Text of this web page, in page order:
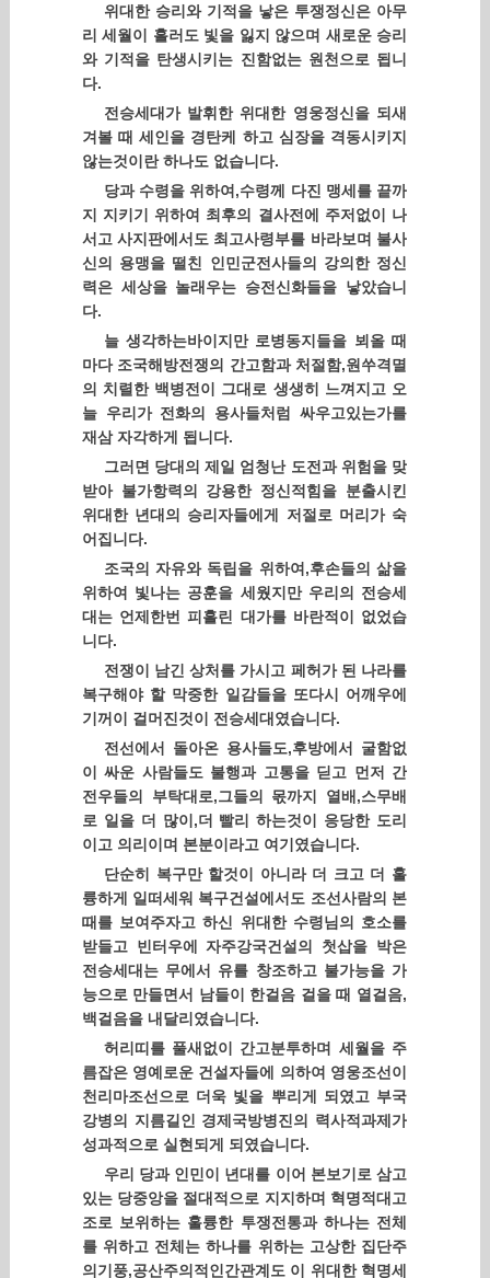
위대한 승리와 기적을 낳은 투쟁정신은 아무
리 세월이 흘러도 빛을 잃지 않으며 새로운 승리
와 기적을 탄생시키는 진함없는 원천으로 됩니
다.
전승세대가 발휘한 위대한 영웅정신을 되새
겨볼 때 세인을 경탄케 하고 심장을 격동시키지
않는것이란 하나도 없습니다.
당과 수령을 위하여,수령께 다진 맹세를 끝까
지 지키기 위하여 최후의 결사전에 주저없이 나
서고 사지판에서도 최고사령부를 바라보며 불사
신의 용맹을 떨친 인민군전사들의 강의한 정신
력은 세상을 놀래우는 승전신화들을 낳았습니
다.
늘 생각하는바이지만 로병동지들을 뵈올 때
마다 조국해방전쟁의 간고함과 처절함,원쑤격멸
의 치렬한 백병전이 그대로 생생히 느껴지고 오
늘 우리가 전화의 용사들처럼 싸우고있는가를
재삼 자각하게 됩니다.
그러면 당대의 제일 엄청난 도전과 위험을 맞
받아 불가항력의 강용한 정신적힘을 분출시킨
위대한 년대의 승리자들에게 저절로 머리가 숙
어집니다.
조국의 자유와 독립을 위하여,후손들의 삶을
위하여 빛나는 공훈을 세웠지만 우리의 전승세
대는 언제한번 피흘린 대가를 바란적이 없었습
니다.
전쟁이 남긴 상처를 가시고 페허가 된 나라를
복구해야 할 막중한 일감들을 또다시 어깨우에
기꺼이 걸머진것이 전승세대였습니다.
전선에서 돌아온 용사들도,후방에서 굴함없
이 싸운 사람들도 불행과 고통을 딛고 먼저 간
전우들의 부탁대로,그들의 몫까지 열배,스무배
로 일을 더 많이,더 빨리 하는것이 응당한 도리
이고 의리이며 본분이라고 여기였습니다.
단순히 복구만 할것이 아니라 더 크고 더 훌
륭하게 일떠세워 복구건설에서도 조선사람의 본
때를 보여주자고 하신 위대한 수령님의 호소를
받들고 빈터우에 자주강국건설의 첫삽을 박은
전승세대는 무에서 유를 창조하고 불가능을 가
능으로 만들면서 남들이 한걸음 걸을 때 열걸음,
백걸음을 내달리였습니다.
허리띠를 풀새없이 간고분투하며 세월을 주
름잡은 영예로운 건설자들에 의하여 영웅조선이
천리마조선으로 더욱 빛을 뿌리게 되였고 부국
강병의 지름길인 경제국방병진의 력사적과제가
성과적으로 실현되게 되였습니다.
우리 당과 인민이 년대를 이어 본보기로 삼고
있는 당중앙을 절대적으로 지지하며 혁명적대고
조로 보위하는 훌륭한 투쟁전통과 하나는 전체
를 위하고 전체는 하나를 위하는 고상한 집단주
의기풍,공산주의적인간관계도 이 위대한 혁명세